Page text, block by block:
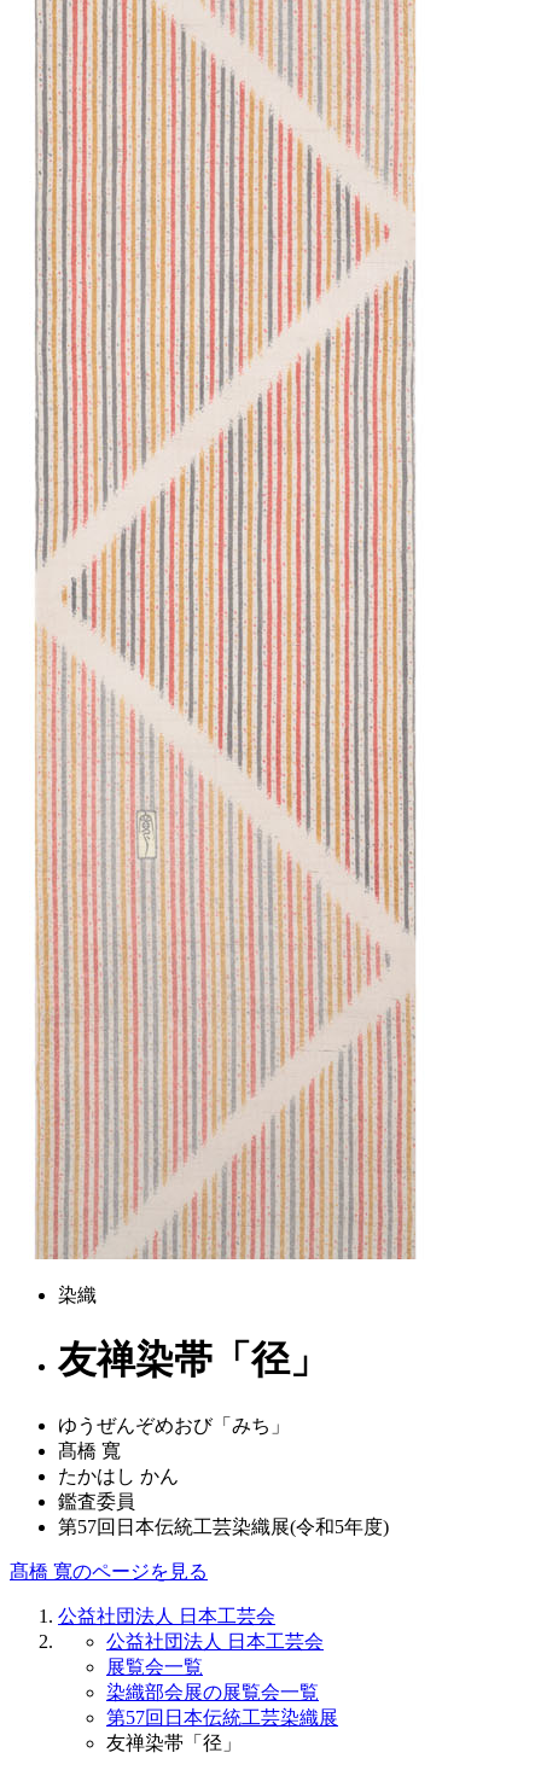
染織
友禅染帯「径」
ゆうぜんぞめおび「みち」
髙橋 寬
たかはし かん
鑑査委員
第57回日本伝統工芸染織展(令和5年度)
髙橋 寬のページを見る
公益社団法人 日本工芸会
公益社団法人 日本工芸会
展覧会一覧
染織部会展の展覧会一覧
第57回日本伝統工芸染織展
友禅染帯「径」